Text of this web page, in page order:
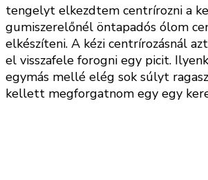
tengelyt elkezdtem centrírozni a
gumiszerelőnél öntapadós ólom
elkészíteni. A kézi centrírozásnál
el visszafele forogni egy picit.
egymás mellé elég sok súlyt
kellett megforgatnom egy egy